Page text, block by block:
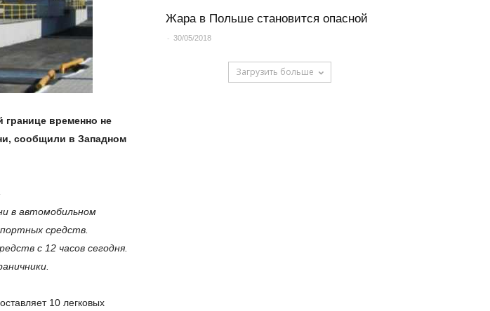
границе временно не
сообщили в Западном
в автомобильном
средств.
с 12 часов сегодня.
10 легковых
Жара в Польше становится опасной
- 30/05/2018
Загрузить больше